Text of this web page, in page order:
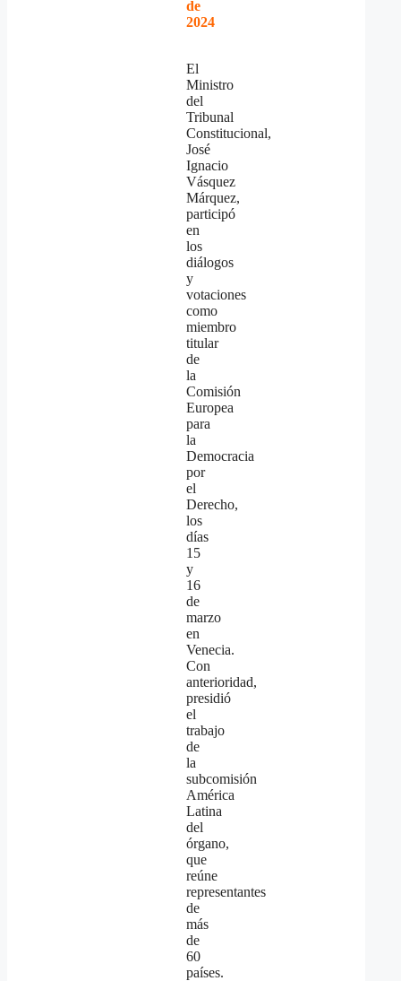
de
2024
El
Ministro
del
Tribunal
Constitucional,
José
Ignacio
Vásquez
Márquez,
participó
en
los
diálogos
y
votaciones
como
miembro
titular
de
la
Comisión
Europea
para
la
Democracia
por
el
Derecho,
los
días
15
y
16
de
marzo
en
Venecia.
Con
anterioridad,
presidió
el
trabajo
de
la
subcomisión
América
Latina
del
órgano,
que
reúne
representantes
de
más
de
60
países.